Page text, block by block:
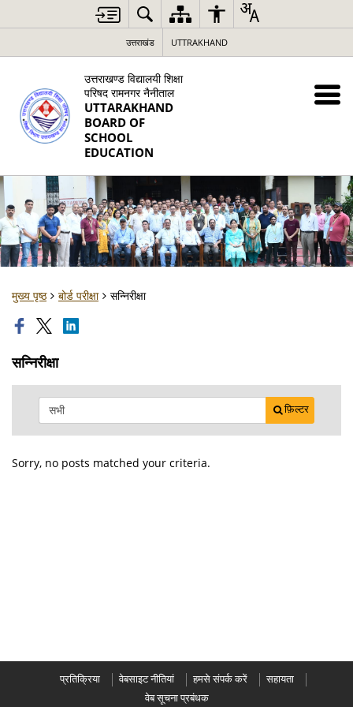
उत्तराखंड UTTRAKHAND
उत्तराखण्ड विद्यालयी शिक्षा
परिषद रामनगर नैनीताल
UTTARAKHAND
BOARD OF
SCHOOL
EDUCATION
मुख्य पृष्ठ बोर्ड परीक्षा सन्निरीक्षा
सन्निरीक्षा
फ़िल्टर
Sorry, no posts matched your criteria.
प्रतिक्रिया वेबसाइट नीतियां हमसे संपर्क करें
सहायता
वेब सूचना प्रबंधक